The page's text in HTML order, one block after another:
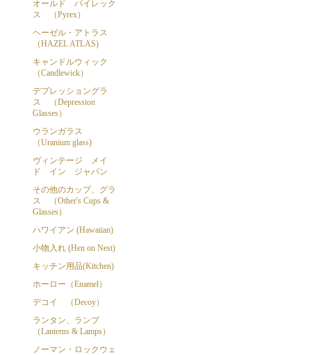
オールド パイレック
ス （Pyrex）
ヘーゼル・アトラス
（HAZEL ATLAS)
キャンドルウィック
（Candlewick）
デプレッショングラ
ス （Depression
Glasses）
ウランガラス
（Uranium glass)
ヴィンテージ メイ
ド イン ジャパン
その他のカップ、グラ
ス （Other's Cups &
Glasses）
ハワイアン (Hawaiian)
小物入れ (Hen on Nest)
キッチン用品(Kitchen)
ホーロー（Enamel）
デコイ （Decoy）
ランタン、ランプ
（Lanterns & Lamps）
ノーマン・ロックウェ